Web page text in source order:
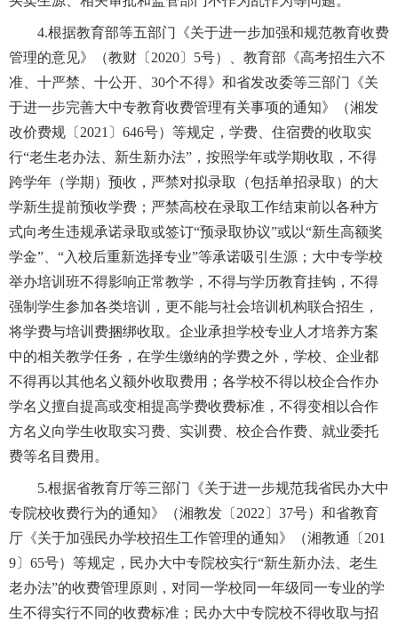
4.根据教育部等五部门《关于进一步加强和规范教育收费
管理的意见》（教财〔2020〕5号）、教育部《高考招生六不
准、十严禁、十公开、30个不得》和省发改委等三部门《关
于进一步完善大中专教育收费管理有关事项的通知》（湘发
改价费规〔2021〕646号）等规定，学费、住宿费的收取实
行“老生老办法、新生新办法”，按照学年或学期收取，不得
跨学年（学期）预收，严禁对拟录取（包括单招录取）的大
学新生提前预收学费；严禁高校在录取工作结束前以各种方
式向考生违规承诺录取或签订“预录取协议”或以“新生高额奖
学金”、“入校后重新选择专业”等承诺吸引生源；大中专学校
举办培训班不得影响正常教学，不得与学历教育挂钩，不得
强制学生参加各类培训，更不能与社会培训机构联合招生，
将学费与培训费捆绑收取。企业承担学校专业人才培养方案
中的相关教学任务，在学生缴纳的学费之外，学校、企业都
不得再以其他名义额外收取费用；各学校不得以校企合作办
学名义擅自提高或变相提高学费收费标准，不得变相以合作
方名义向学生收取实习费、实训费、校企合作费、就业委托
费等名目费用。
5.根据省教育厅等三部门《关于进一步规范我省民办大中
专院校收费行为的通知》（湘教发〔2022〕37号）和省教育
厅《关于加强民办学校招生工作管理的通知》（湘教通〔201
9〕65号）等规定，民办大中专院校实行“新生新办法、老生
老办法”的收费管理原则，对同一学校同一年级同一专业的学
生不得实行不同的收费标准；民办大中专院校不得收取与招